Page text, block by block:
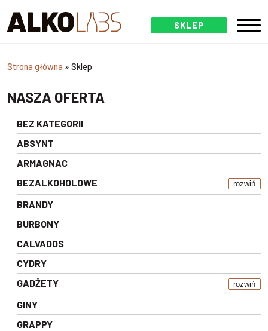
SKLEP
Strona główna » Sklep
NASZA OFERTA
BEZ KATEGORII
ABSYNT
ARMAGNAC
BEZALKOHOLOWE
rozwiń
BRANDY
BURBONY
CALVADOS
CYDRY
GADŻETY
rozwiń
GINY
GRAPPY